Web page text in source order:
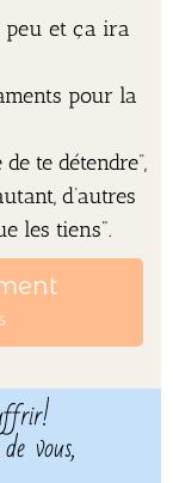
peu et ça ira
pour la
te détendre”,
d’autres
les tiens".
vous,